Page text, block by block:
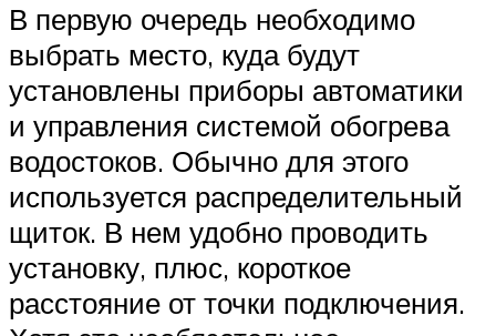
В первую очередь необходимо
выбрать место, куда будут
установлены приборы автоматики
и управления системой обогрева
водостоков. Обычно для этого
используется распределительный
щиток. В нем удобно проводить
установку, плюс, короткое
расстояние от точки подключения.